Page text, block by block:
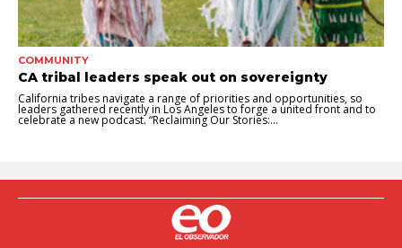
COMMUNITY
CA tribal leaders speak out on sovereignty
California tribes navigate a range of priorities and opportunities, so
leaders gathered recently in Los Angeles to forge a united front and to
celebrate a new podcast. “Reclaiming Our Stories:...